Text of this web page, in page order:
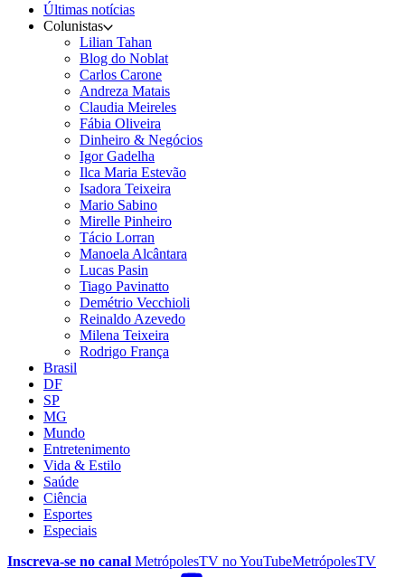
Últimas notícias
Colunistas
Lilian Tahan
Blog do Noblat
Carlos Carone
Andreza Matais
Claudia Meireles
Fábia Oliveira
Dinheiro & Negócios
Igor Gadelha
Ilca Maria Estevão
Isadora Teixeira
Mario Sabino
Mirelle Pinheiro
Tácio Lorran
Manoela Alcântara
Lucas Pasin
Tiago Pavinatto
Demétrio Vecchioli
Reinaldo Azevedo
Milena Teixeira
Rodrigo França
Brasil
DF
SP
MG
Mundo
Entretenimento
Vida & Estilo
Saúde
Ciência
Esportes
Especiais
Inscreva-se no canal MetrópolesTV noYouTubeMetrópolesTV